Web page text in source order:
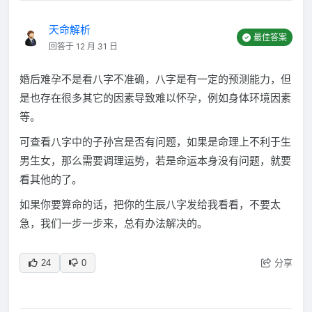
天命解析
回答于 12 月 31 日
最佳答案
婚后难孕不是看八字不准确，八字是有一定的预测能力，但
是也存在很多其它的因素导致难以怀孕，例如身体环境因素
等。
可查看八字中的子孙宫是否有问题，如果是命理上不利于生
男生女，那么需要调理运势，若是命运本身没有问题，就要
看其他的了。
如果你要算命的话，把你的生辰八字发给我看看，不要太
急，我们一步一步来，总有办法解决的。
24 0 分享